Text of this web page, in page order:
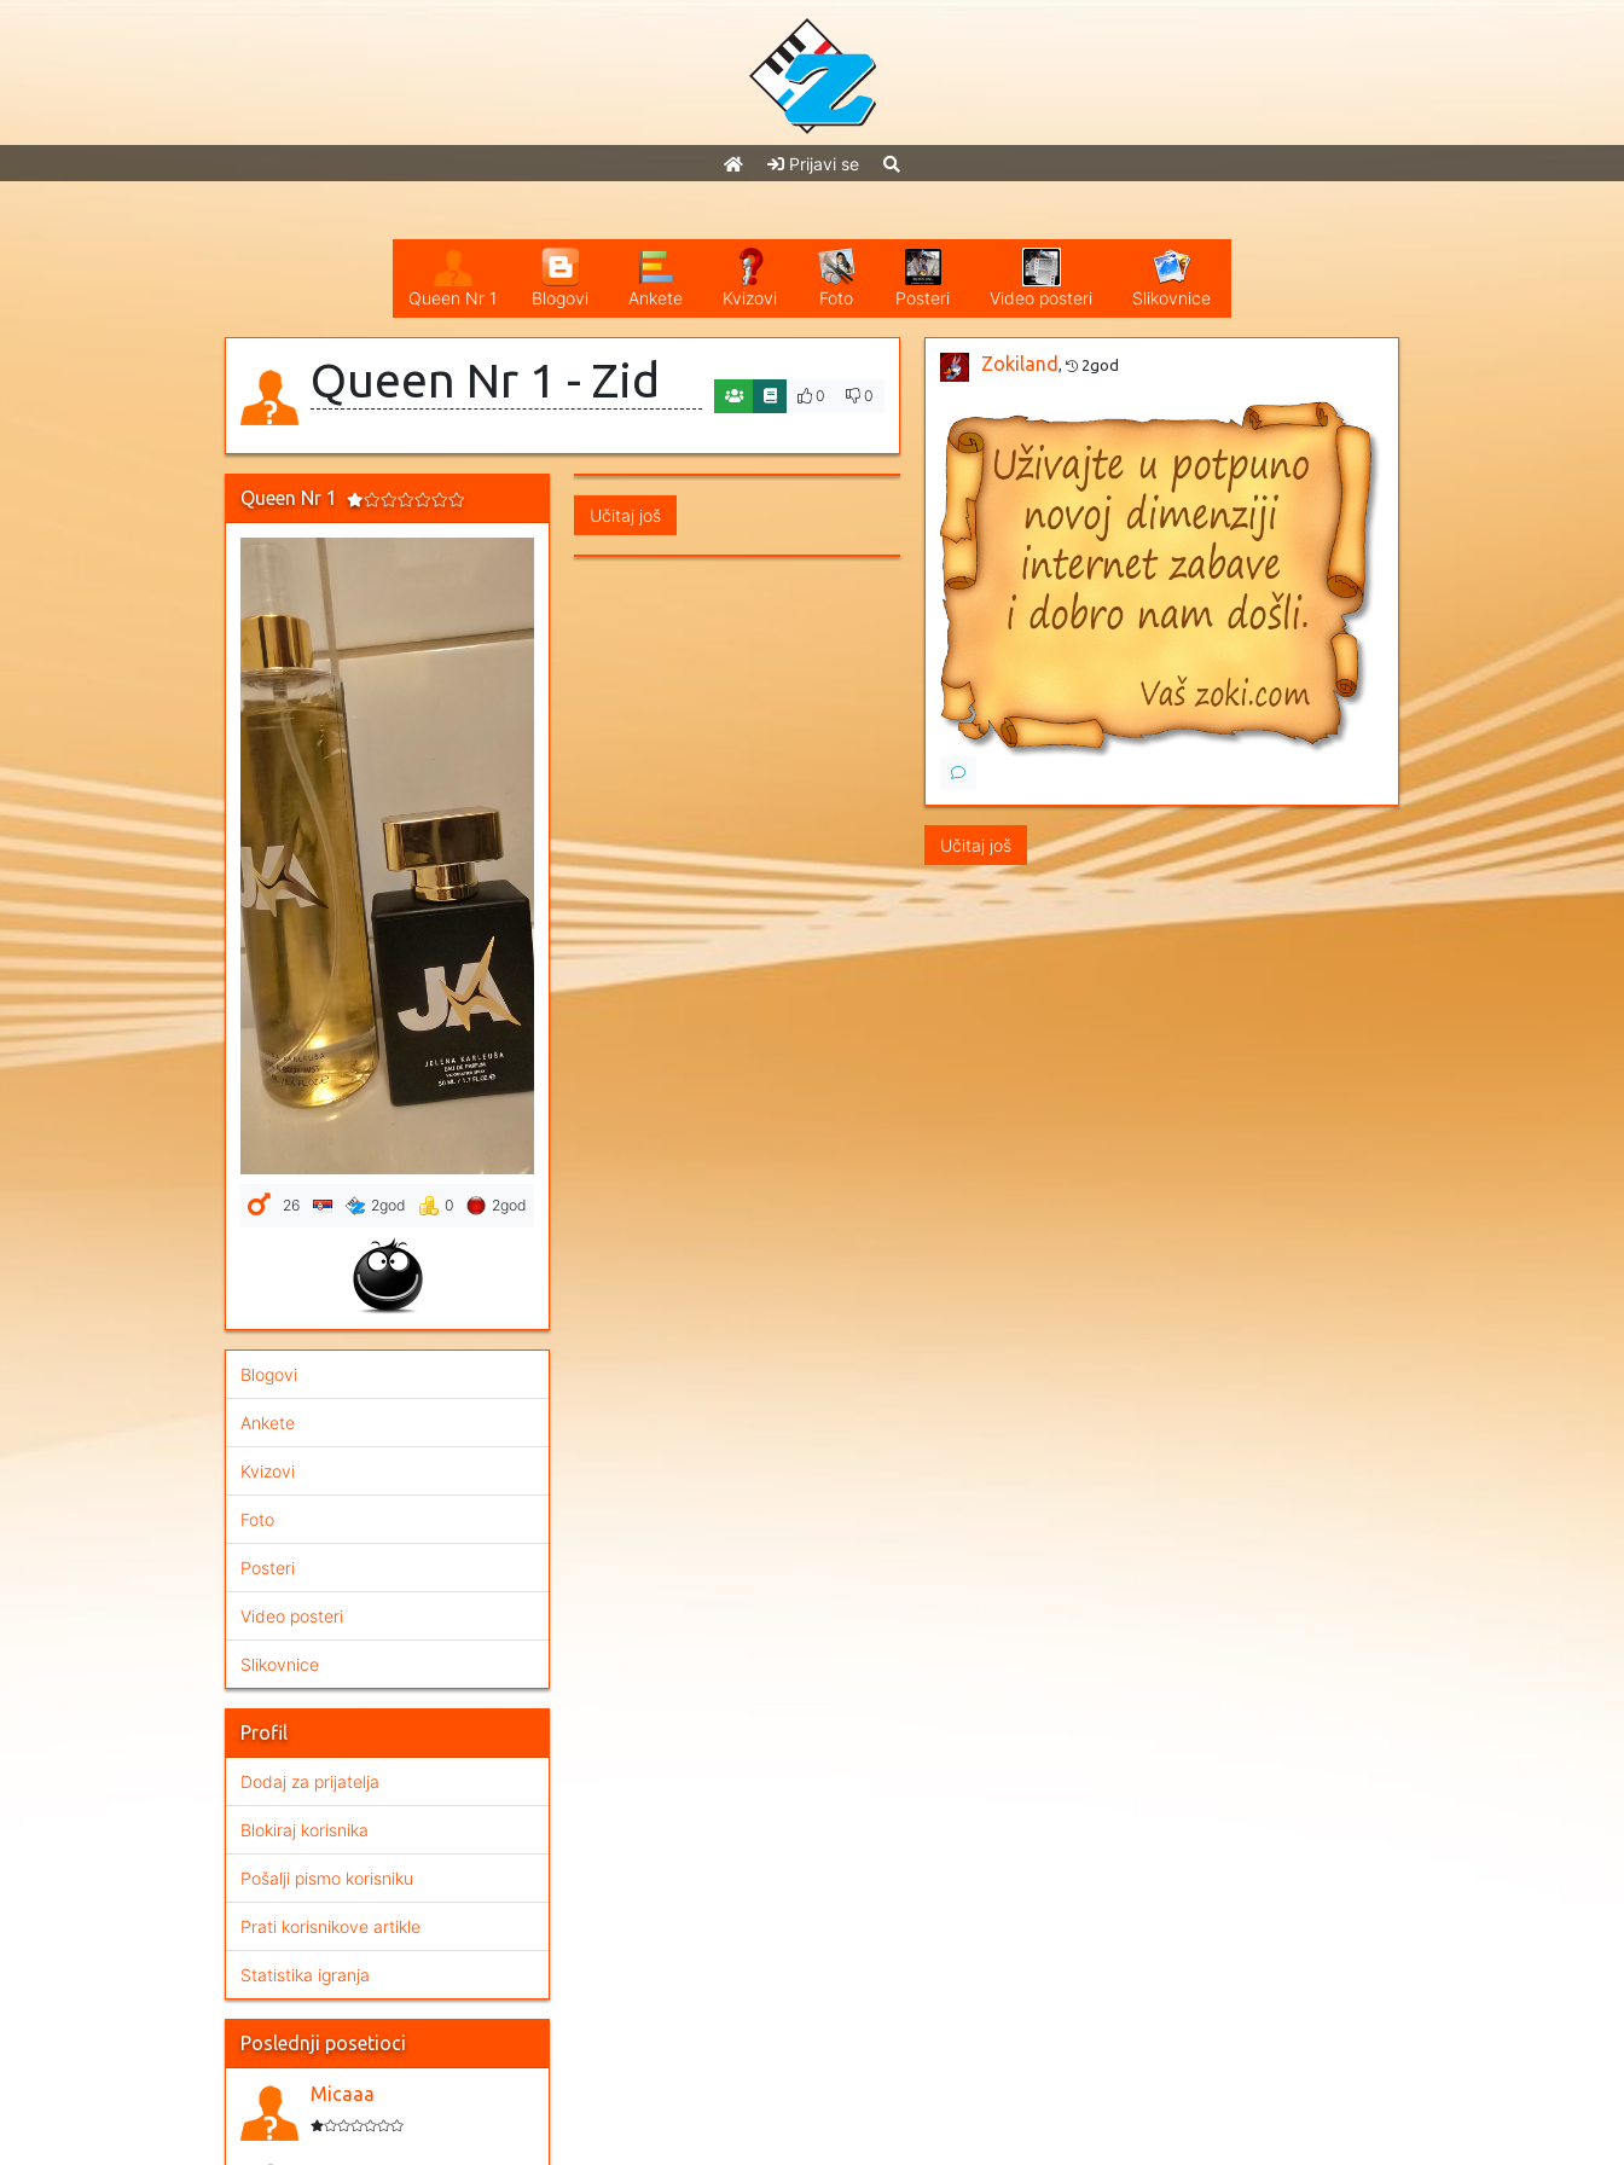
Prijavi se
Queen Nr 1 Blogovi Ankete Kvizovi Foto Posteri Video posteri Slikovnice
Queen Nr 1 - Zid 0 0
Queen Nr 1
26 2god 0 2god
Blogovi
Ankete
Kvizovi
Foto
Posteri
Video posteri
Slikovnice
Profil
Dodaj za prijatelja
Blokiraj korisnika
Pošalji pismo korisniku
Prati korisnikove artikle
Statistika igranja
Poslednji posetioci
Micaaa
Učitaj još
Zokiland , 2god
Učitaj još